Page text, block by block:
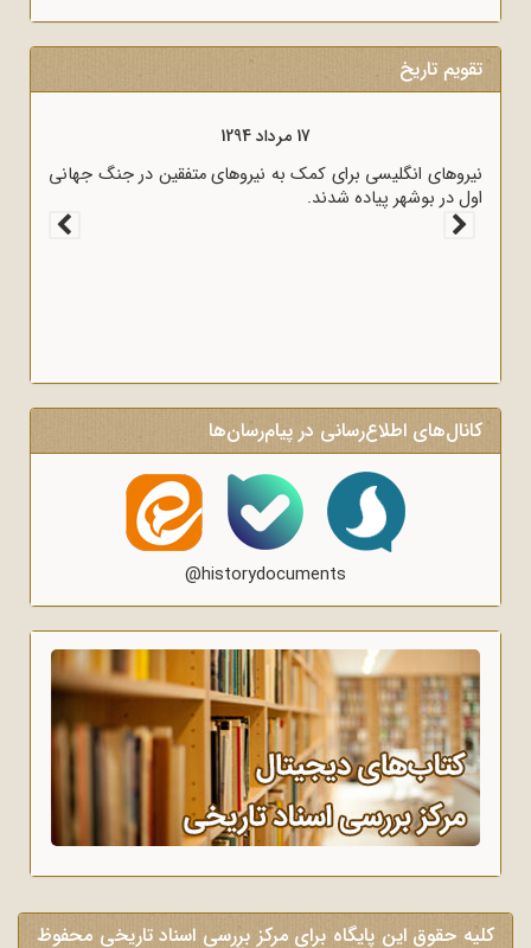
تقویم تاریخ
17 مرداد 1294
نیروهای انگلیسی برای کمک به نیروهای متفقین در جنگ جهانی
اول در بوشهر پیاده شدند.
کانال‌های اطلاع‌رسانی در پیام‌رسان‌ها
@historydocuments
کلیه حقوق این پایگاه برای مرکز بررسی اسناد تاریخی محفوظ